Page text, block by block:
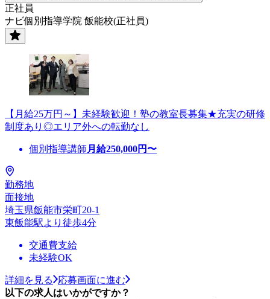
正社員
ナビ個別指導学院 飯能校(正社員)
【月給25万円～】未経験歓迎！塾の教室長募集★充実の研修
制度あり◎エリア外への転勤なし
個別指導講師 月給250,000円〜
勤務地
面接地
埼玉県飯能市栄町20-1
東飯能駅より徒歩4分
交通費支給
未経験OK
詳細を見る
応募画面に進む
以下の求人はいかがですか？